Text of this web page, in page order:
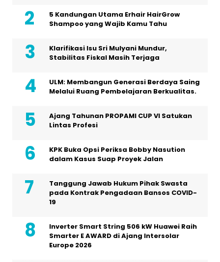
5 Kandungan Utama Erhair HairGrow
Shampoo yang Wajib Kamu Tahu
Klarifikasi Isu Sri Mulyani Mundur,
Stabilitas Fiskal Masih Terjaga
ULM: Membangun Generasi Berdaya Saing
Melalui Ruang Pembelajaran Berkualitas.
Ajang Tahunan PROPAMI CUP VI Satukan
Lintas Profesi
KPK Buka Opsi Periksa Bobby Nasution
dalam Kasus Suap Proyek Jalan
Tanggung Jawab Hukum Pihak Swasta
pada Kontrak Pengadaan Bansos COVID-
19
Inverter Smart String 506 kW Huawei Raih
Smarter E AWARD di Ajang Intersolar
Europe 2026